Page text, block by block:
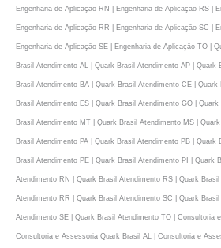
Engenharia de Aplicaçāo RN | Engenharia de Aplicaçāo RS |
Engenharia de Aplicaçāo RR | Engenharia de Aplicaçāo SC |
Engenharia de Aplicaçāo SE | Engenharia de Aplicaçāo TO |
Brasil Atendimento AL | Quark Brasil Atendimento AP | Quark
Brasil Atendimento BA | Quark Brasil Atendimento CE |
Brasil Atendimento ES | Quark Brasil Atendimento GO |
Brasil Atendimento MT | Quark Brasil Atendimento MS |
Brasil Atendimento PA | Quark Brasil Atendimento PB | Quark
Brasil Atendimento PE | Quark Brasil Atendimento PI | Quark
Atendimento RN | Quark Brasil Atendimento RS | Quark
Atendimento RR | Quark Brasil Atendimento SC | Quark
Atendimento SE | Quark Brasil Atendimento TO | Consultoria
Consultoria e Assessoria Quark Brasil AL | Consultoria e